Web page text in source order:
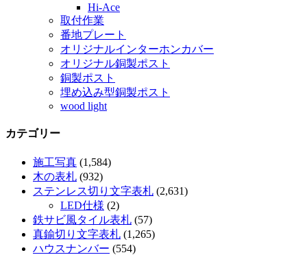
Hi-Ace
取付作業
番地プレート
オリジナルインターホンカバー
オリジナル銅製ポスト
銅製ポスト
埋め込み型銅製ポスト
wood light
カテゴリー
施工写真 (1,584)
木の表札 (932)
ステンレス切り文字表札 (2,631)
LED仕様 (2)
鉄サビ風タイル表札 (57)
真鍮切り文字表札 (1,265)
ハウスナンバー (554)